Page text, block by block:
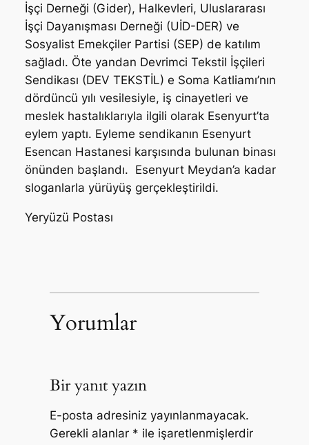
İşçi Derneği (Gider), Halkevleri, Uluslararası
İşçi Dayanışması Derneği (UİD-DER) ve
Sosyalist Emekçiler Partisi (SEP) de katılım
sağladı. Öte yandan Devrimci Tekstil İşçileri
Sendikası (DEV TEKSTİL) e Soma Katliamı’nın
dördüncü yılı vesilesiyle, iş cinayetleri ve
meslek hastalıklarıyla ilgili olarak Esenyurt’ta
eylem yaptı. Eyleme sendikanın Esenyurt
Esencan Hastanesi karşısında bulunan binası
önünden başlandı. Esenyurt Meydan’a kadar
sloganlarla yürüyüş gerçekleştirildi.
Yeryüzü Postası
Yorumlar
Bir yanıt yazın
E-posta adresiniz yayınlanmayacak.
Gerekli alanlar * ile işaretlenmişlerdir